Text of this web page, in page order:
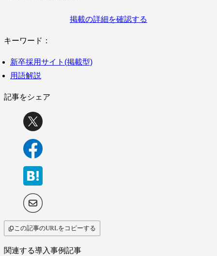
掲載の詳細を確認する
キーワード：
新卒採用サイト(掲載型)
用語解説
記事をシェア
この記事のURLをコピーする
関連する導入事例記事